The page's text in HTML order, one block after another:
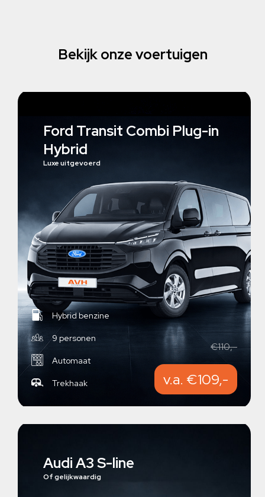
Bekijk onze voertuigen
Ford Transit Combi Plug-in
Hybrid
Luxe uitgevoerd
Hybrid benzine
9 personen
Automaat
Trekhaak
€110,-
v.a. €109,-
Audi A3 S-line
Of gelijkwaardig